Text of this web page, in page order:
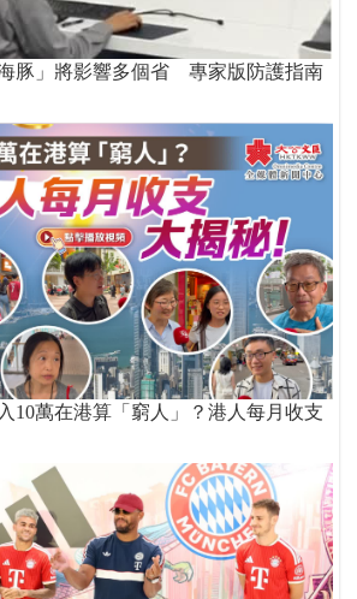
海豚」將影響多個省 專家版防護指南
10萬在港算「窮人」？港人每月收支